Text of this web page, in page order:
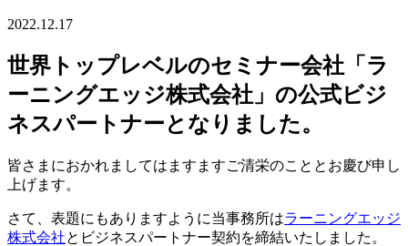
2022.12.17
世界トップレベルのセミナー会社「ラ
ーニングエッジ株式会社」の公式ビジ
ネスパートナーとなりました。
皆さまにおかれましてはますますご清栄のこととお慶び申し
上げます。
さて、表題にもありますように当事務所はラーニングエッジ
株式会社とビジネスパートナー契約を締結いたしました。